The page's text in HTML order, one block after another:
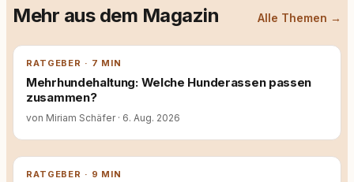
Mehr aus dem Magazin Alle Themen →
RATGEBER · 7 MIN
Mehrhundehaltung: Welche Hunderassen passen
zusammen?
von Miriam Schäfer · 6. Aug. 2026
RATGEBER · 9 MIN